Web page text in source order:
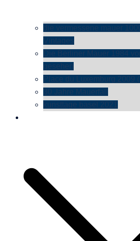
die vermessene mauer
Vintages
Die Berliner Mauer 1984
gesehen
Place du Luxemburg 2009
30 Jahre Mauerfall
kunsttage basel 2021